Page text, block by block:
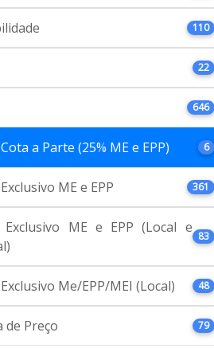
110
22
646
a Parte (25% ME e EPP) 6
ME e EPP 361
Exclusivo ME e EPP (Local e
83
Me/EPP/MEI (Local) 48
de Preço 79